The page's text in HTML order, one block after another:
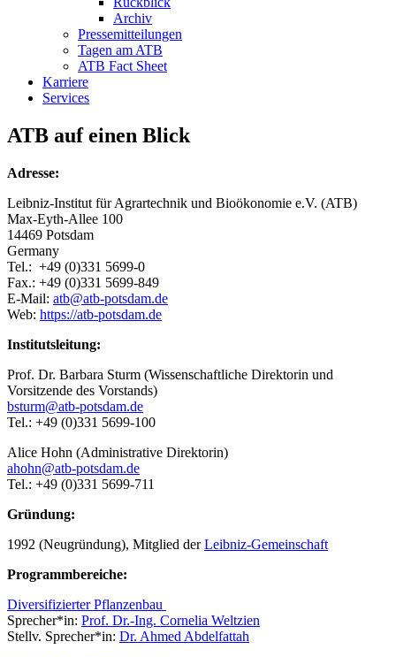
Archiv
Pressemitteilungen
Tagen am ATB
ATB Fact Sheet
Karriere
Services
ATB auf einen Blick
Adresse:
Leibniz-Institut für Agrartechnik und Bioökonomie e.V. (ATB)
Max-Eyth-Allee 100
14469 Potsdam
Germany
Tel.: +49 (0)331 5699-0
Fax.: +49 (0)331 5699-849
E-Mail: atb@atb-potsdam.de
Web: https://atb-potsdam.de
Institutsleitung:
Prof. Dr. Barbara Sturm (Wissenschaftliche Direktorin und
Vorsitzende des Vorstands)
bsturm@atb-potsdam.de
Tel.: +49 (0)331 5699-100
Alice Hohn (Administrative Direktorin)
ahohn@atb-potsdam.de
Tel.: +49 (0)331 5699-711
Gründung:
1992 (Neugründung), Mitglied derLeibniz-Gemeinschaft
Programmbereiche:
Diversifizierter Pflanzenbau
Sprecher*in: Prof. Dr.-Ing. Cornelia Weltzien
Stellv. Sprecher*in: Dr. Ahmed Abdelfattah